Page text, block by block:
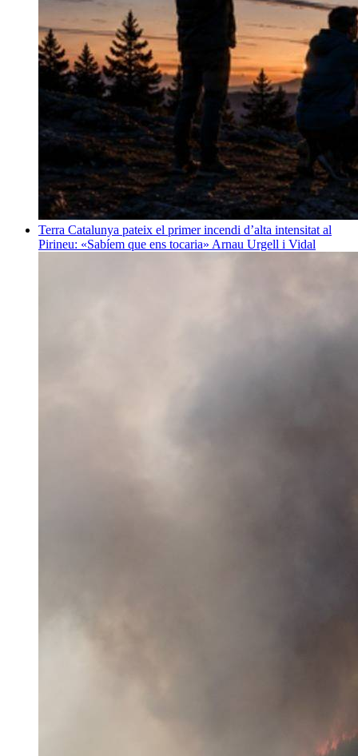
Terra Catalunya pateix el primer incendi d’alta intensitat al
Pirineu: «Sabíem que ens tocaria» Arnau Urgell i Vidal